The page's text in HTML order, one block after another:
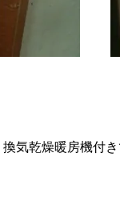
気乾燥暖房機付